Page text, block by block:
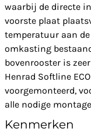
waarbij de directe
voorste plaat
temperatuur aan
omkasting
bovenrooster is
Henrad Softline
voorgemonteerd,
alle nodige
Kenmerken